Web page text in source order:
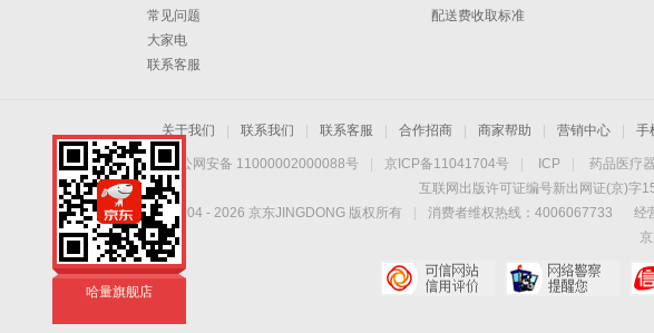
常见问题
大家电
联系客服
配送费收取标准
关于我们 联系我们 联系客服 合作招商 商家帮助 营销中心 手
京公网安备 11000002000088号 京ICP备11041704号 ICP 药品医疗
互联网出版许可证编号新出网证(京)字
Copyright © 2004 - 2026 京东JINGDONG 版权所有 消费者维权热线：4006067733 经
哈量旗舰店
哈量自营旗舰店
哈量旗舰店
哈量自营旗舰店